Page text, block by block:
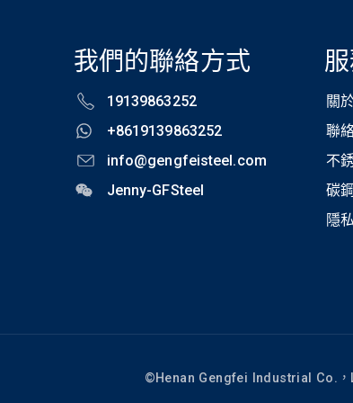
我們的聯絡方式
19139863252
+8619139863252
info@gengfeisteel.com
Jenny-GFSteel
關
聯
不
碳
隱
©Henan Gengfei Industrial Co.，